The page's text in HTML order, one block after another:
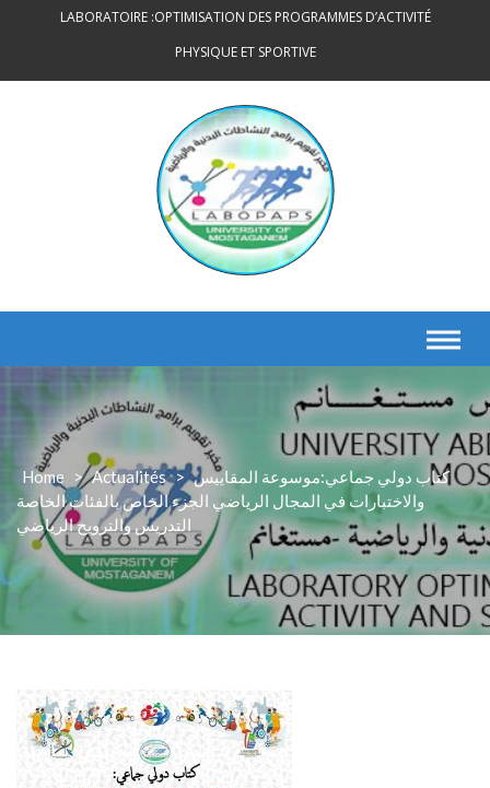
LABORATOIRE :OPTIMISATION DES PROGRAMMES D’ACTIVITÉ
PHYSIQUE ET SPORTIVE
Home > Actualités > كتاب دولي جماعي:موسوعة المقاييس
والاختبارات في المجال الرياضي الجزء الخاص بالفئات الخاصة
التدريس والترويح الرياضي